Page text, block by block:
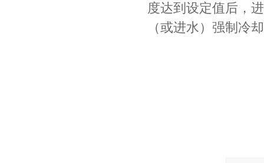
度达到设定值后，
（或进水）强制冷